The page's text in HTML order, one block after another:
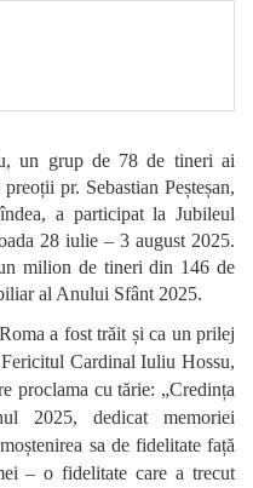
un grup de 78 de tineri ai
pr. Sebastian Peșteșan,
a participat la Jubileul
28 iulie – 3 august 2025.
milion de tineri din 146 de
al Anului Sfânt 2025.
a fost trăit și ca un prilej
Cardinal Iuliu Hossu,
proclama cu tărie: „Credința
2025, dedicat memoriei
sa de fidelitate față
– o fidelitate care a trecut